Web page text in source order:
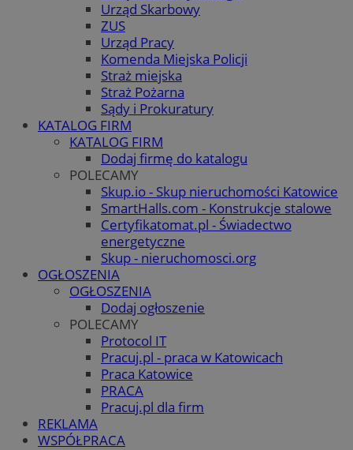
Urząd Skarbowy
ZUS
Urząd Pracy
Komenda Miejska Policji
Straż miejska
Straż Pożarna
Sądy i Prokuratury
KATALOG FIRM
KATALOG FIRM
Dodaj firmę do katalogu
POLECAMY
Skup.io - Skup nieruchomości Katowice
SmartHalls.com - Konstrukcje stalowe
Certyfikatomat.pl - Świadectwo
energetyczne
Skup - nieruchomosci.org
OGŁOSZENIA
OGŁOSZENIA
Dodaj ogłoszenie
POLECAMY
Protocol IT
Pracuj.pl - praca w Katowicach
Praca Katowice
PRACA
Pracuj.pl dla firm
REKLAMA
WSPÓŁPRACA